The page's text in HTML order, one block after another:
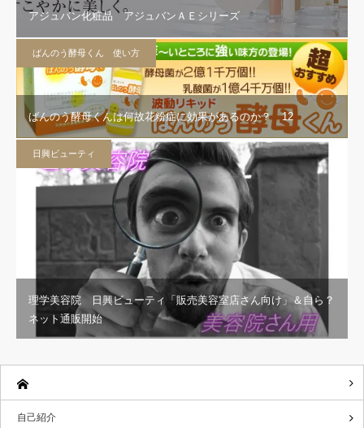
アジュバン化粧品 アジュバンＡＥシリーズ
ばんのう酵母くん 使い方
ばんのう酵母くんは何故花粉症に効果があるのか？ 12
日興ビューティ
理学美容院 日興ビューティ「販売美容室店さん向け」＆自ら？
ネット通販開始
自己紹介